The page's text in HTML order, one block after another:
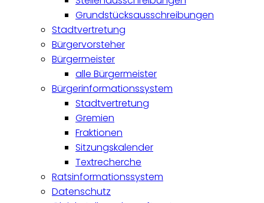
Grundstücksausschreibungen
Stadtvertretung
Bürgervorsteher
Bürgermeister
alle Bürgermeister
Bürgerinformationssystem
Stadtvertretung
Gremien
Fraktionen
Sitzungskalender
Textrecherche
Ratsinformationssystem
Datenschutz